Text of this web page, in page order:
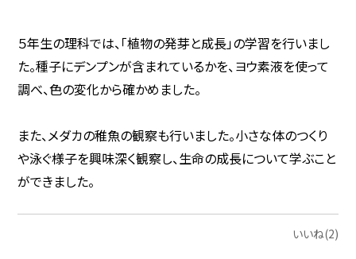
５年生の理科では、「植物の発芽と成長」の学習を行いまし
た。種子にデンプンが含まれているかを、ヨウ素液を使って
調べ、色の変化から確かめました。
また、メダカの稚魚の観察も行いました。小さな体のつくり
や泳ぐ様子を興味深く観察し、生命の成長について学ぶこと
ができました。
いいね(2)